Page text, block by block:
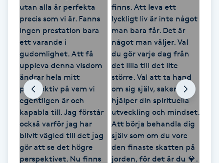
Healing
Herrklippning
HIFU
Hollywood Peel
Hot Stone Massage
Hot yoga